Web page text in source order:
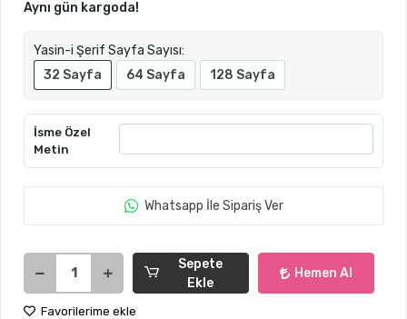
Aynı gün kargoda!
Yasin-i Şerif Sayfa Sayısı:
32 Sayfa
64 Sayfa 128 Sayfa
İsme Özel
Metin
Whatsapp İle Sipariş Ver
Sepete
Ekle
Hemen Al
Favorilerime ekle